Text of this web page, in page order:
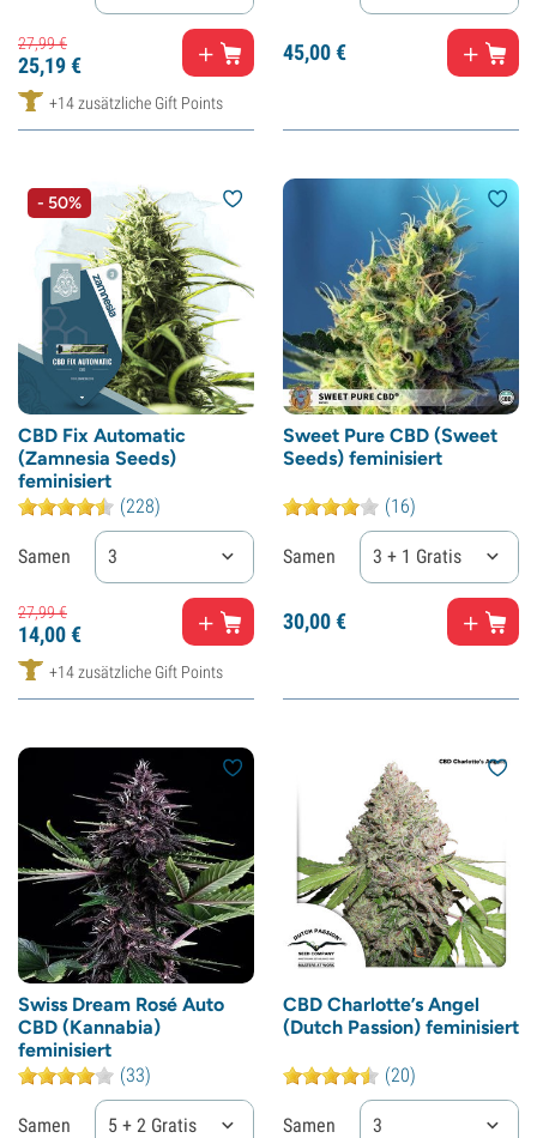
27,99€
25,19€
+14 zusätzliche Gift Points
45,00€
- 50%
CBD Fix Automatic
(Zamnesia Seeds)
feminisiert
(228)
Samen 3
27,99€
14,00€
+14 zusätzliche Gift Points
Sweet Pure CBD (Sweet
Seeds) feminisiert
(16)
Samen 3 + 1 Gratis
30,00€
Swiss Dream Rosé Auto
CBD (Kannabia)
feminisiert
(33)
Samen 5 + 2 Gratis
CBD Charlotte’s Angel
(Dutch Passion) feminisiert
(20)
Samen 3